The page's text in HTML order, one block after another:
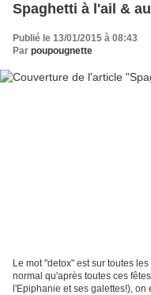
Spaghetti à l'ail &
Publié le 13/01/2015 à 08:43
Par poupougnette
Le mot "detox" est sur toutes
normal qu'après toutes ces
l'Epiphanie et ses galettes!), on